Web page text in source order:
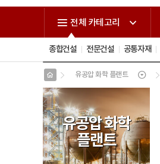
전체 카테고리
종합건설 전문건설 공통자재
유공압 화학 플랜트
유공압 화학
플랜트